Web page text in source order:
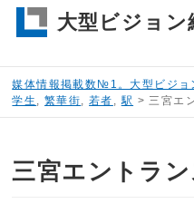
大型ビジョ
媒体情報掲載数№1。大型ビジョ
学生
,繁華街 ,若者 駅 > 三宮エ
三宮エントラ